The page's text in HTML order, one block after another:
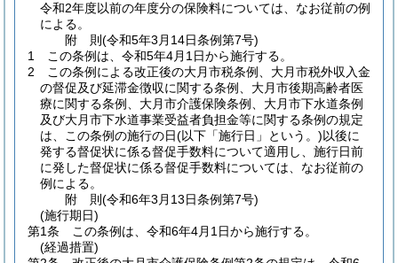
令和2年度以前の年度分の保険料については、なお従前の例
による。
附 則(令和5年3月14日条例第7号)
1
この条例は、令和5年4月1日から施行する。
2
この条例による改正後の大月市税条例、大月市税外収入金
の督促及び延滞金徴収に関する条例、大月市後期高齢者医
療に関する条例、大月市介護保険条例、大月市下水道条例
及び大月市下水道事業受益者負担金等に関する条例の規定
は、この条例の施行の日(以下「施行日」という。)以後に
発する督促状に係る督促手数料について適用し、施行日前
に発した督促状に係る督促手数料については、なお従前の
例による。
附 則(令和6年3月13日条例第7号)
(施行期日)
第1条
この条例は、令和6年4月1日から施行する。
(経過措置)